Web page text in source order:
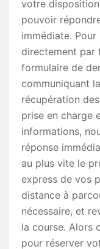
votre
pouvoir
immédiate.
directement par
formulaire de
communiquant
récupération
prise en charge
informations,
réponse
au plus vite le
express de vos
distance à
nécessaire, et
la course. Alors
pour réserver